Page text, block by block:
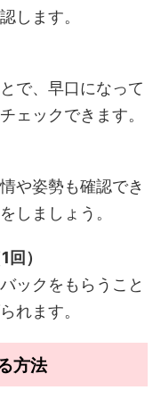
します。
で、早口になって
ェックできます。
や姿勢も確認でき
しましょう。
）
ックをもらうこと
れます。
方法